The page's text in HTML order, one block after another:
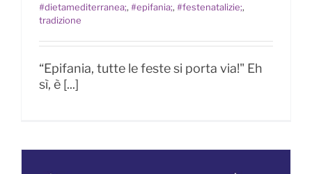
#dietamediterranea;, #epifania;, #festenatalizie;,
tradizione
“Epifania, tutte le feste si porta via!" Eh
sì, è [...]